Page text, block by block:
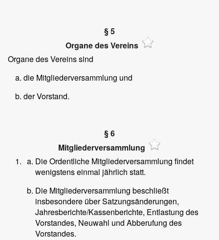
§ 5
Organe des Vereins
Organe des Vereins sind
die Mitgliederversammlung und
der Vorstand.
§ 6
Mitgliederversammlung
Die Ordentliche Mitgliederversammlung findet
wenigstens einmal jährlich statt.
Die Mitgliederversammlung beschließt
insbesondere über Satzungsänderungen,
Jahresberichte/Kassenberichte, Entlastung des
Vorstandes, Neuwahl und Abberufung des
Vorstandes.